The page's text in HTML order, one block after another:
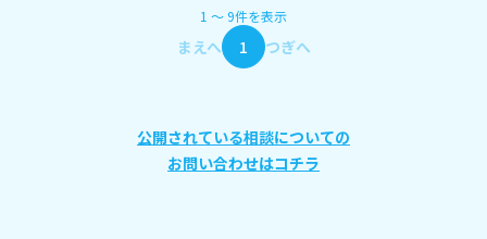
1 〜9件を表示
まえへ 1 つぎへ
公開されている相談についての
お問い合わせはコチラ